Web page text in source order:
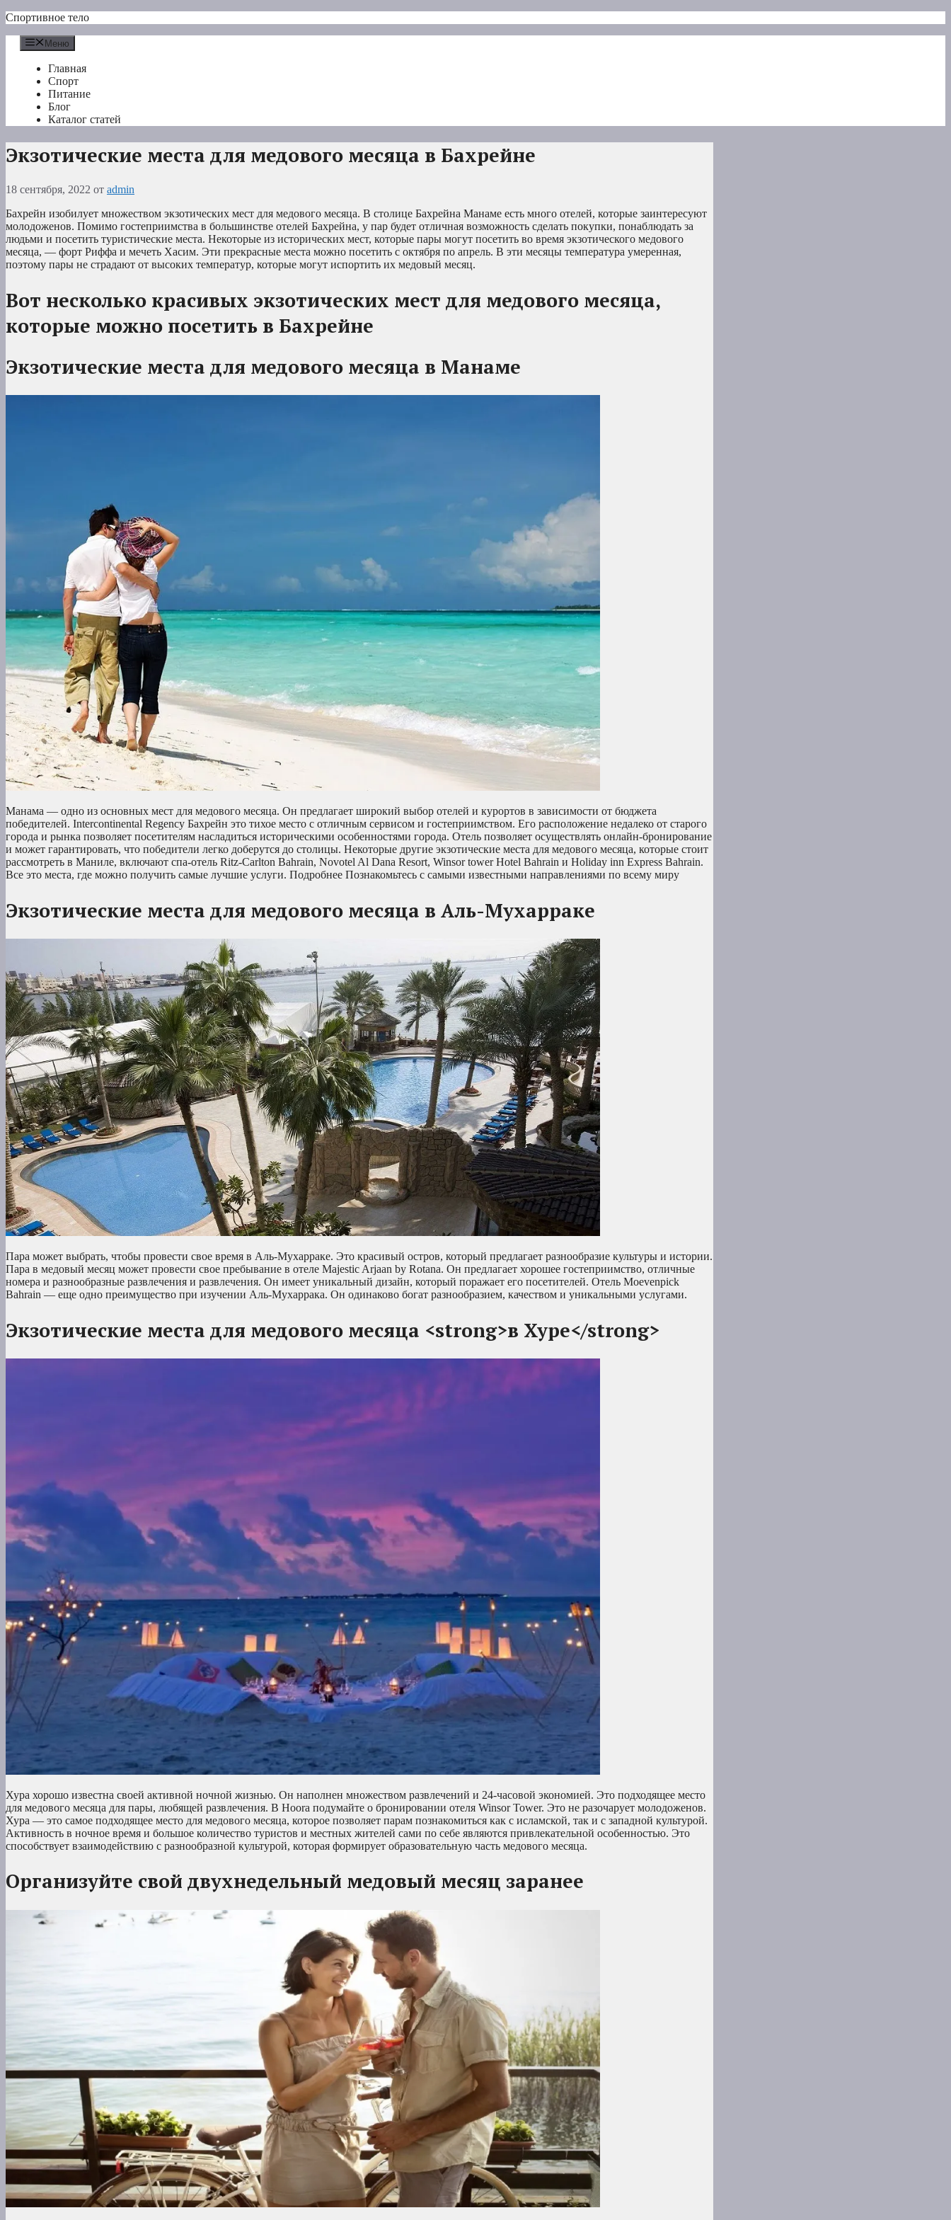
Перейти
содержимому
Спортивное тело
Меню
Главная
Спорт
Питание
Блог
Каталог статей
Экзотические места для медового месяца в Бахрейне
18 сентября, 2022 от admin
Бахрейн изобилует множеством экзотических мест для медового месяца. В столице Бахрейна Манаме есть много отелей, которые заинтересуют
молодоженов. Помимо гостеприимства в большинстве отелей Бахрейна, у пар будет отличная возможность сделать покупки, понаблюдать за
людьми и посетить туристические места. Некоторые из исторических мест, которые пары могут посетить во время экзотического медового
месяца, — форт Риффа и мечеть Хасим. Эти прекрасные места можно посетить с октября по апрель. В эти месяцы температура умеренная,
поэтому пары не страдают от высоких температур, которые могут испортить их медовый месяц.
Вот несколько красивых экзотических мест для медового месяца,
которые можно посетить в Бахрейне
Экзотические места для медового месяца в Манаме
Манама — одно из основных мест для медового месяца. Он предлагает широкий выбор отелей и курортов в зависимости от бюджета
победителей. Intercontinental Regency Бахрейн это тихое место с отличным сервисом и гостеприимством. Его расположение недалеко от старого
города и рынка позволяет посетителям насладиться историческими особенностями города. Отель позволяет осуществлять онлайн-бронирование
и может гарантировать, что победители легко доберутся до столицы. Некоторые другие экзотические места для медового месяца, которые стоит
рассмотреть в Маниле, включают спа-отель Ritz-Carlton Bahrain, Novotel Al Dana Resort, Winsor tower Hotel Bahrain и Holiday inn Express Bahrain.
Все это места, где можно получить самые лучшие услуги. Подробнее Познакомьтесь с самыми известными направлениями по всему миру
Экзотические места для медового месяца в Аль-Мухарраке
Пара может выбрать, чтобы провести свое время в Аль-Мухарраке. Это красивый остров, который предлагает разнообразие культуры и истории.
Пара в медовый месяц может провести свое пребывание в отеле Majestic Arjaan by Rotana. Он предлагает хорошее гостеприимство, отличные
номера и разнообразные развлечения и развлечения. Он имеет уникальный дизайн, который поражает его посетителей. Отель Moevenpick
Bahrain — еще одно преимущество при изучении Аль-Мухаррака. Он одинаково богат разнообразием, качеством и уникальными услугами.
Экзотические места для медового месяца <strong>в Хуре</strong>
Хура хорошо известна своей активной ночной жизнью. Он наполнен множеством развлечений и 24-часовой экономией. Это подходящее место
для медового месяца для пары, любящей развлечения. В Hoora подумайте о бронировании отеля Winsor Tower. Это не разочарует молодоженов.
Хура — это самое подходящее место для медового месяца, которое позволяет парам познакомиться как с исламской, так и с западной культурой.
Активность в ночное время и большое количество туристов и местных жителей сами по себе являются привлекательной особенностью. Это
способствует взаимодействию с разнообразной культурой, которая формирует образовательную часть медового месяца.
Организуйте свой двухнедельный медовый месяц заранее